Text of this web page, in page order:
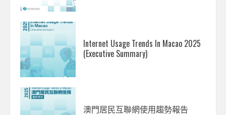
Internet Usage Trends In Macao 2025
(Executive Summary)
澳門居民互聯網使用趨勢報告